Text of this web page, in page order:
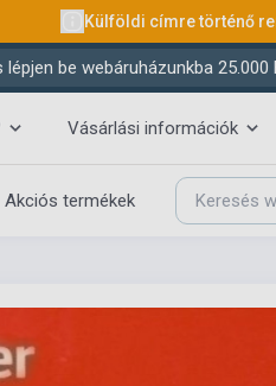
Külföldi címre történő
lépjen be webáruházunkba
Vásárlási információk
Akciós termékek